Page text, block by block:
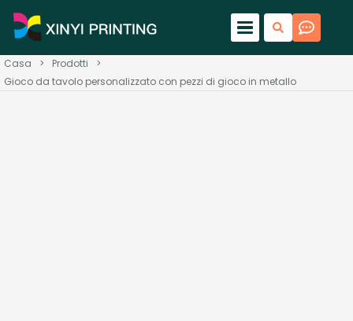
Casa > Prodotti
>
Gioco da tavolo personalizzato con pezzi di gioco in metallo